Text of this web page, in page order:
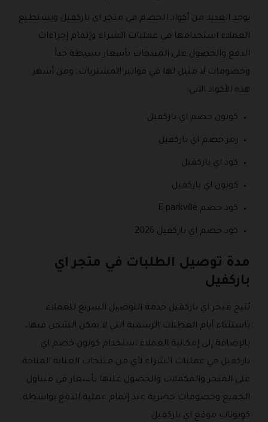
يوجد العديد من أكواد الخصم في متجر اي باركفيل ويستطيع
العملاء استخدامها في عمليات الشراء وإتمام إجراءات
الدفع والحصول على المنتجات بأسعار بسيطة جداً
وخصومات لا مثيل لها في فواتير المشتريات، ومن أشهر
هذه الأكواد الآتي:
كوبون خصم اي باركفيل.
رمز خصم اي باركفيل.
كود اي باركفيل.
كوبون اي باركفيل.
كود خصم E parkville.
كود خصم اي باركفيل 2026.
مدة توصيل الطلبات في متجر اي
باركفيل
يُتيح متجر اي باركفيل خدمة التوصيل السريع للعملاء
باستثناء أيام العطلات الرسمية التي لا يمكن الشحن فيها،
بالإضافة إلى إمكانية العملاء استخدام كوبون خصم اي
باركفيل في عمليات الشراء لأي من منتجات العناية المتاحة
على المتجر والمكملات والحصول عليها بأسعار في متناول
الجميع وخصومات حصرية عند إتمام عملية الدفع بواسطة
كوبونات موقع اي باركفيل.